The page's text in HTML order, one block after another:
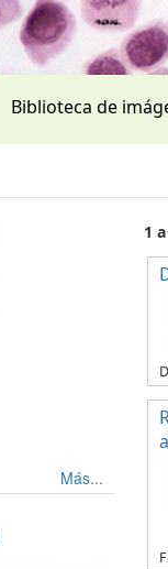
Biblioteca de
Más...
1